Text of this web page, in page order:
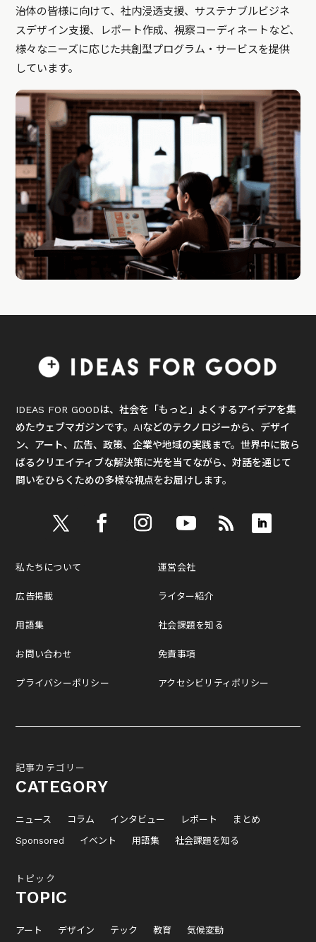
治体の皆様に向けて、社内浸透支援、サステナブルビジネ
スデザイン支援、レポート作成、視察コーディネートなど、
様々なニーズに応じた共創型プログラム・サービスを提供
しています。
IDEAS FOR GOODは、社会を「もっと」よくするアイデアを集
めたウェブマガジンです。AIなどのテクノロジーから、デザイ
ン、アート、広告、政策、企業や地域の実践まで。世界中に散ら
ばるクリエイティブな解決策に光を当てながら、対話を通じて
問いをひらくための多様な視点をお届けします。
私たちについて
広告掲載
用語集
お問い合わせ
プライバシーポリシー
運営会社
ライター紹介
社会課題を知る
免責事項
アクセシビリティポリシー
記事カテゴリー
CATEGORY
ニュース コラム インタビュー レポート
まとめ
Sponsored
イベント 用語集 社会課題を知る
トピック
TOPIC
アート デザイン テック 教育 気候変動